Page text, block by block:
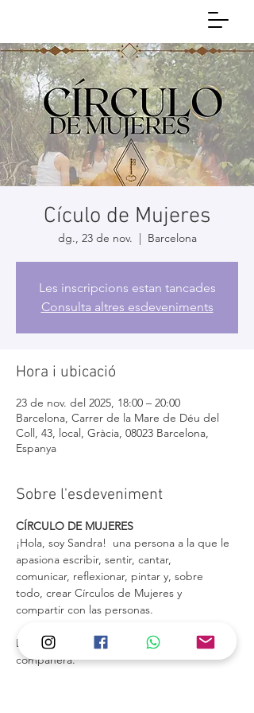
Cículo de Mujeres
dg., 23 de nov.
  |
Barcelona
Les inscripcions estan tancades
Consulta altres esdeveniments
Hora i ubicació
23 de nov. del 2025, 18:00 – 20:00
Barcelona, Carrer de la Mare de Déu del
Coll, 43, local, Gràcia, 08023 Barcelona,
Espanya
Sobre l'esdeveniment
CÍRCULO DE MUJERES
¡Hola, soy Sandra!  una persona a la que le
apasiona escribir, sentir, cantar,
comunicar, reflexionar, pintar y, sobre
todo, crear Círculos de Mujeres y
compartir con las personas.
Bienvenida a este mundo mágico y seguro,
compañera.